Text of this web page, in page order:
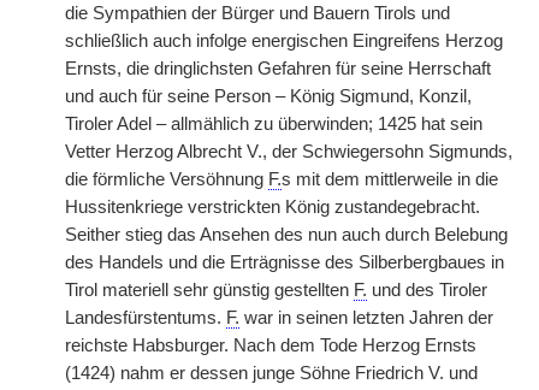
die Sympathien der Bürger und Bauern Tirols und
schließlich auch infolge energischen Eingreifens Herzog
Ernsts, die dringlichsten Gefahren für seine Herrschaft
und auch für seine Person – König Sigmund, Konzil,
Tiroler Adel – allmählich zu überwinden; 1425 hat sein
Vetter Herzog Albrecht V., der Schwiegersohn Sigmunds,
die förmliche Versöhnung F.s mit dem mittlerweile in die
Hussitenkriege verstrickten König zustandegebracht.
Seither stieg das Ansehen des nun auch durch Belebung
des Handels und die Erträgnisse des Silberbergbaues in
Tirol materiell sehr günstig gestellten F. und des Tiroler
Landesfürstentums. F. war in seinen letzten Jahren der
reichste Habsburger. Nach dem Tode Herzog Ernsts
(1424) nahm er dessen junge Söhne Friedrich V. und